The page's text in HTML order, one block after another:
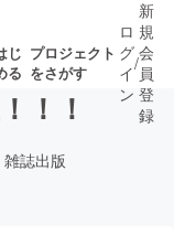
じ
る
プロジェクト
をさがす
ロ
グ
イ
ン
/
新
規
会
員
登
録
！！
誌出版